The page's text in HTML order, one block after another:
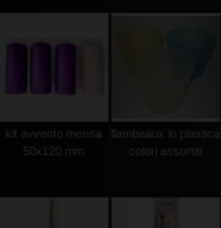
kit avvento mensa
50x120 mm
flambeaux in plastica
colori assortiti